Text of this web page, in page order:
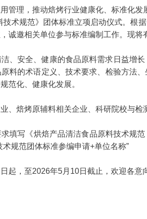
管理，推动焙烤行业健康化、标准化
技术规范》团体标准立项启动仪式。
诚邀相关单位参与标准编制工作。现将
、安全、健康的食品原料需求日益增
料的术语定义、技术要求、检验方法
范化、健康化发展。
、焙烤原辅料相关企业、科研院校与检
填写《烘焙产品清洁食品原料技术规
规范团体标准参编申请+单位名称”
起，至2026年5月10日截止，欢迎各意